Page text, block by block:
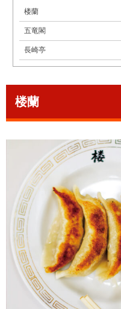
楼蘭
五竜閣
長崎亭
楼蘭